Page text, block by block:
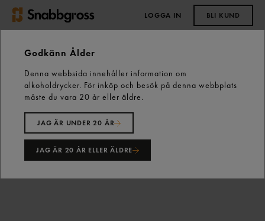
LOGGA IN BLI KUND
Start Kall dryck
Sportdryck
Recover Fläder/persika Pet 50cl Vitamin Well
Godkänn Ålder
Denna webbsida innehåller information om
alkoholdrycker. För inköp och besök på denna webbplats
måste du vara 20 år eller äldre.
JAG ÄR UNDER 20 ÅR
JAG ÄR 20 ÅR ELLER ÄLDRE